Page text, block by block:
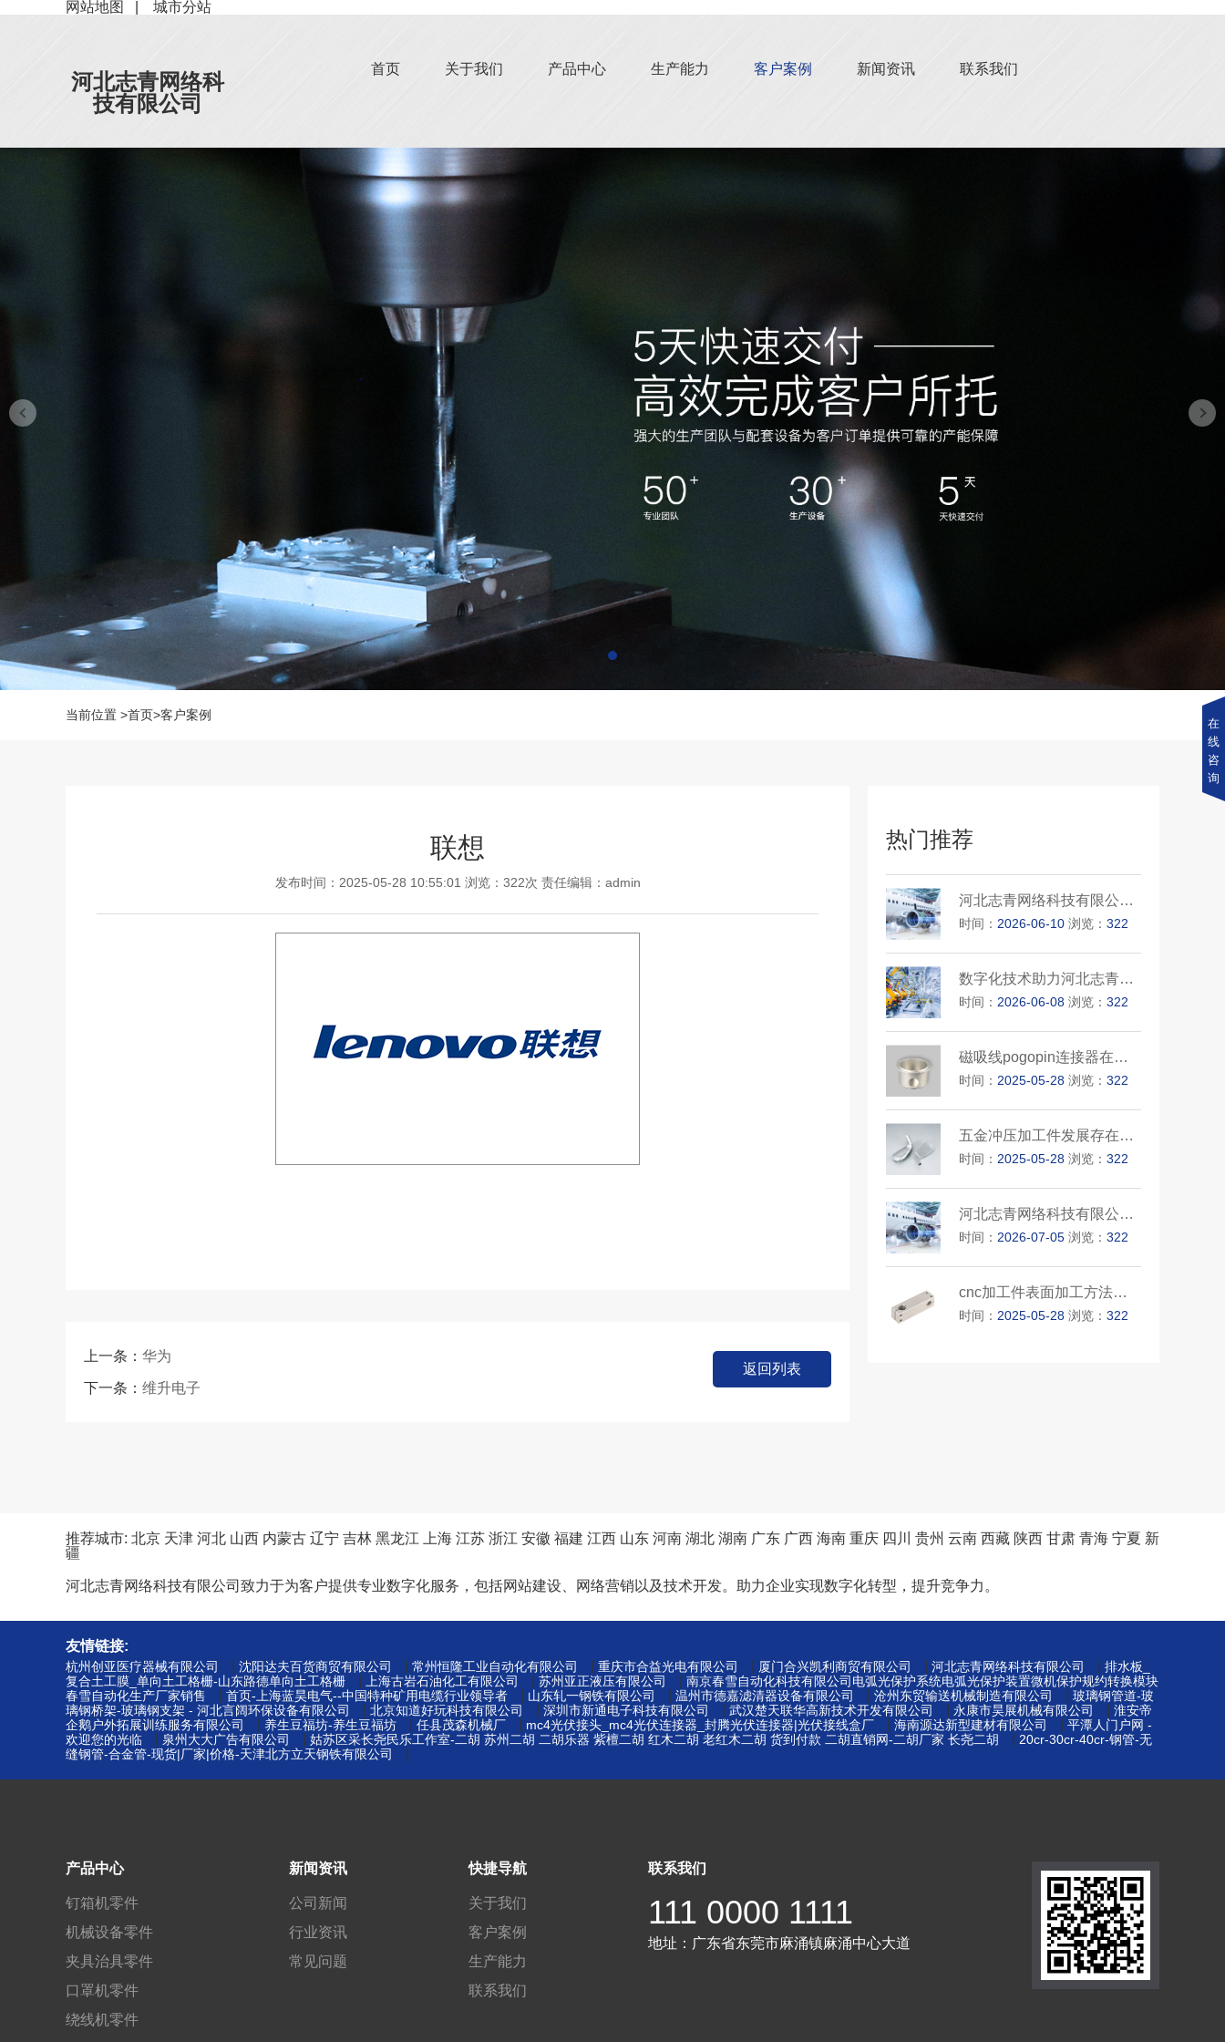
网站地图 城市分站
河北志青网络科
技有限公司
首页 关于我们 产品中心 生产能力 客户案例 新闻资讯 联系我们
当前位置 >首页>客户案例
联想
发布时间：2025-05-28 10:55:01 浏览：322次 责任编辑： admin
上一条： 华为
下一条： 维升电子
返回列表
热门推荐
河北志青网络科技有限公司的网···
时间： 2026-06-10 浏览：322
数字化技术助力河北志青网络科···
时间： 2026-06-08 浏览：322
磁吸线pogopin连接器在产品的应···
时间： 2025-05-28 浏览：322
五金冲压加工件发展存在三大问···
时间： 2025-05-28 浏览：322
河北志青网络科技有限公司的数···
时间： 2026-07-05 浏览：322
cnc加工件表面加工方法选择要考···
时间： 2025-05-28 浏览：322
推荐城市: 北京 天津 河北 山西 内蒙古 辽宁 吉林 黑龙江 上海 江苏 浙江 安徽 福建 江西 山东 河南 湖北 湖南 广东 广西 海南 重庆 四川 贵州 云南 西藏 陕西 甘肃 青海 宁夏 新
疆
河北志青网络科技有限公司致力于为客户提供专业数字化服务，包括网站建设、网络营销以及技术开发。助力企业实现数字化转型，提升竞争力。
友情链接:
杭州创亚医疗器械有限公司 沈阳达夫百货商贸有限公司 常州恒隆工业自动化有限公司 重庆市合益光电有限公司 厦门合兴凯利商贸有限公司 河北志青网络科技有限公司
排水板_
复合土工膜_单向土工格栅-山东路德单向土工格栅
上海古岩石油化工有限公司 苏州亚正液压有限公司
南京春雪自动化科技有限公司电弧光保护系统电弧光保护装置微机保护规约转换模块
春雪自动化生产厂家销售
首页-上海蓝昊电气--中国特种矿用电缆行业领导者 山东轧一钢铁有限公司 温州市德嘉滤清器设备有限公司 沧州东贸输送机械制造有限公司
玻璃钢管道-玻
璃钢桥架-玻璃钢支架 - 河北言阔环保设备有限公司
北京知道好玩科技有限公司 深圳市新通电子科技有限公司 武汉楚天联华高新技术开发有限公司 永康市昊展机械有限公司
淮安帝
企鹅户外拓展训练服务有限公司
养生豆福坊-养生豆福坊 任县茂森机械厂 mc4光伏接头_mc4光伏连接器_封腾光伏连接器|光伏接线盒厂 海南源达新型建材有限公司
平潭人门户网 -
欢迎您的光临
泉州大大广告有限公司 姑苏区采长尧民乐工作室-二胡 苏州二胡 二胡乐器 紫檀二胡 红木二胡 老红木二胡 货到付款 二胡直销网-二胡厂家 长尧二胡
20cr-30cr-40cr-钢管-无
缝钢管-合金管-现货|厂家|价格-天津北方立天钢铁有限公司
产品中心
钉箱机零件
机械设备零件
夹具治具零件
口罩机零件
绕线机零件
新闻资讯
公司新闻
行业资讯
常见问题
快捷导航
关于我们
客户案例
生产能力
联系我们
联系我们
111 0000 1111
地址： 广东省东莞市麻涌镇麻涌中心大道
在
线
咨
询